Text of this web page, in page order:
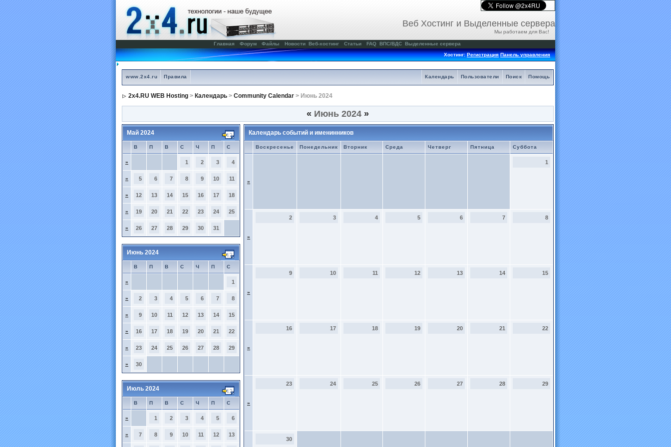
Веб Хостинг и Выделенные сервера
Мы работаем для Вас!
Главная Форум Файлы Новости Веб-хостинг Статьи FAQ ВПС/ВДС Выделенные сервера
Хостинг:Регистрация Панель управления
www.2x4.ru Правила Помощь
Поиск
Пользователи
Календарь
2x4.RU WEB Hosting > Календарь > Community Calendar > Июнь 2024
« Июнь 2024 »
Май 2024
В П В С Ч П С
» 1 2 3 4
» 5 6 7 8 9 10 11
» 12 13 14 15 16 17 18
» 19 20 21 22 23 24 25
» 26 27 28 29 30 31
Июнь 2024
В П В С Ч П С
» 1
» 2 3 4 5 6 7 8
» 9 10 11 12 13 14 15
» 16 17 18 19 20 21 22
» 23 24 25 26 27 28 29
» 30
Июль 2024
В П В С Ч П С
» 1 2 3 4 5 6
» 7 8 9 10 11 12 13
Календарь событий и именинников
Воскресенье Понедельник Вторник Среда Четверг Пятница Суббота
»
1
»
2 3 4 5 6 7 8
»
9 10 11 12 13 14 15
»
16 17 18 19 20 21 22
»
23 24 25 26 27 28 29
30